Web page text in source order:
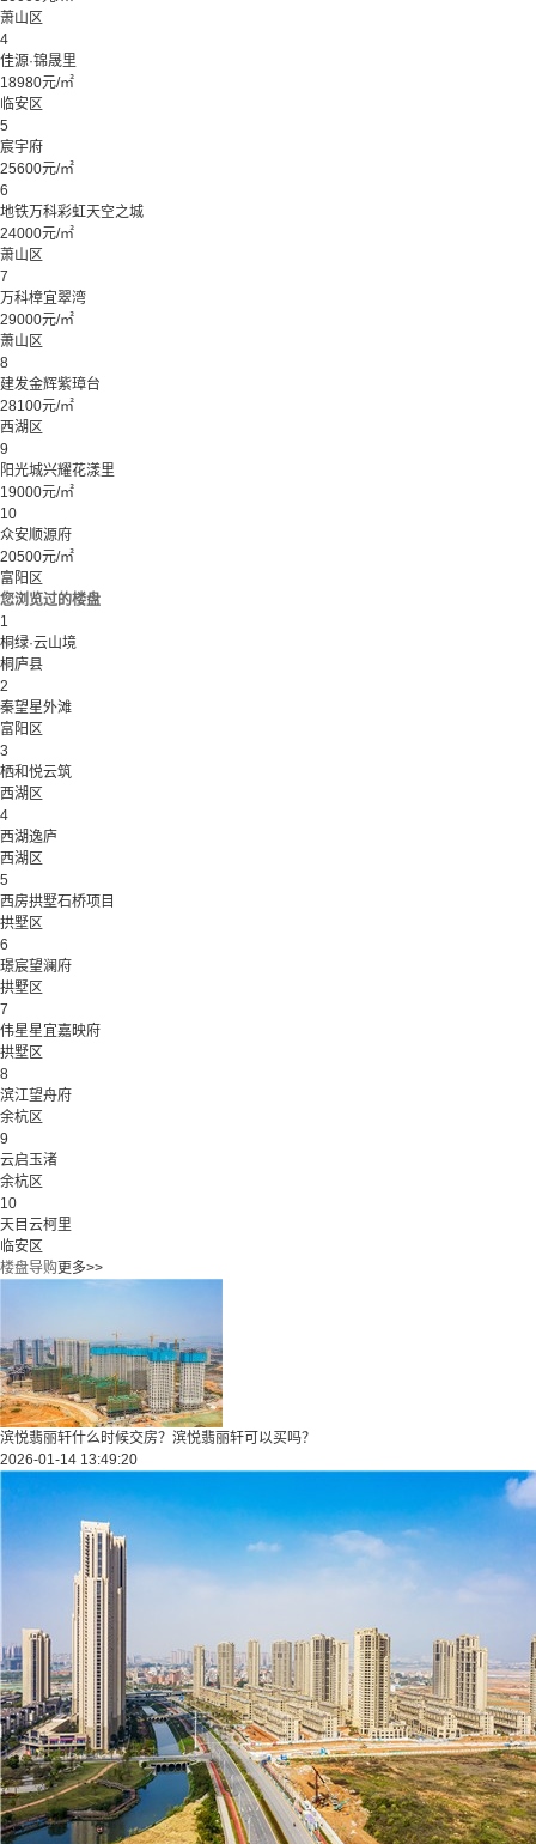
萧山区
4
佳源·锦晟里
18980元/㎡
临安区
5
宸宇府
25600元/㎡
6
地铁万科彩虹天空之城
24000元/㎡
萧山区
7
万科樟宜翠湾
29000元/㎡
萧山区
8
建发金辉紫璋台
28100元/㎡
西湖区
9
阳光城兴耀花漾里
19000元/㎡
10
众安顺源府
20500元/㎡
富阳区
您浏览过的楼盘
1
桐绿·云山境
桐庐县
2
秦望星外滩
富阳区
3
栖和悦云筑
西湖区
4
西湖逸庐
西湖区
5
西房拱墅石桥项目
拱墅区
6
璟宸望澜府
拱墅区
7
伟星星宜嘉映府
拱墅区
8
滨江望舟府
余杭区
9
云启玉渚
余杭区
10
天目云柯里
临安区
楼盘导购更多>>
滨悦翡丽轩什么时候交房？滨悦翡丽轩可以买吗？
2026-01-14 13:49:20